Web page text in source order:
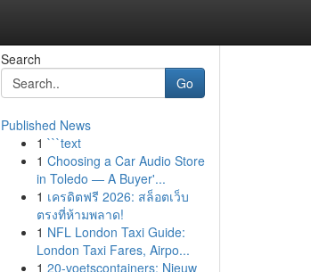
Search
Go
Published News
1 ```text
1 Choosing a Car Audio Store
in Toledo — A Buyer'...
1 เครดิตฟรี 2026: สล็อตเว็บ
ตรงที่ห้ามพลาด!
1 NFL London Taxi Guide:
London Taxi Fares, Airpo...
1 20-voetscontainers: Nieuw